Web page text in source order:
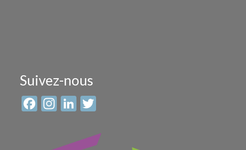
Suivez-nous
Facebook
Instagram
LinkedIn